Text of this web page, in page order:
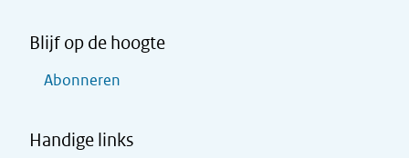
Blijf op de hoogte
Abonneren
Handige links